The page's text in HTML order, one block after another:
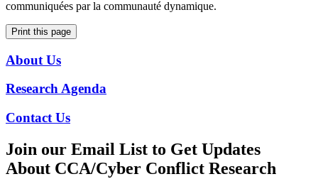
communiquées par la communauté dynamique.
Print this page
About Us
Research Agenda
Contact Us
Join our Email List to Get Updates
About CCA/Cyber Conflict Research